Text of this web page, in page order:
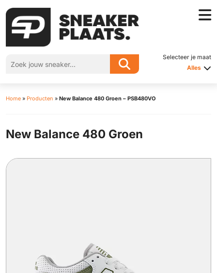
Selecteer je maat
Alles
Home » Producten » New Balance 480 Groen – PSB480VO
New Balance 480 Groen